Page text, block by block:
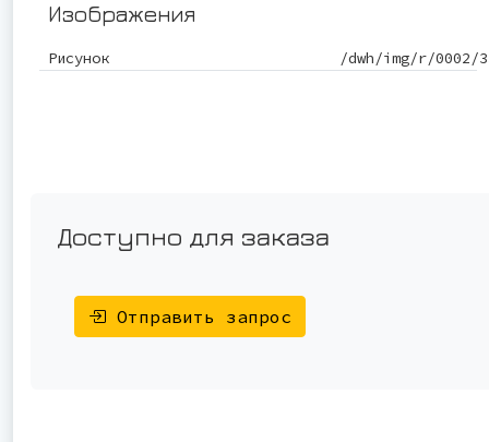
Изображения
Рисунок /dwh/img/r/0002/
Доступно для заказа
Отправить запрос